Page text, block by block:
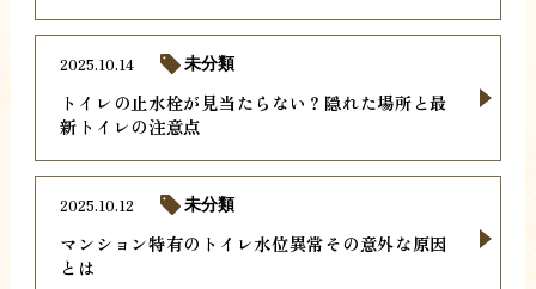
トイレの止水栓が見当たらない？隠れた場所と最
新トイレの注意点
2025.10.14 未分類
マンション特有のトイレ水位異常その意外な原因
とは
2025.10.12 未分類